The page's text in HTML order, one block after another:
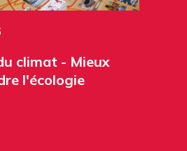
climat - Mieux
l'écologie